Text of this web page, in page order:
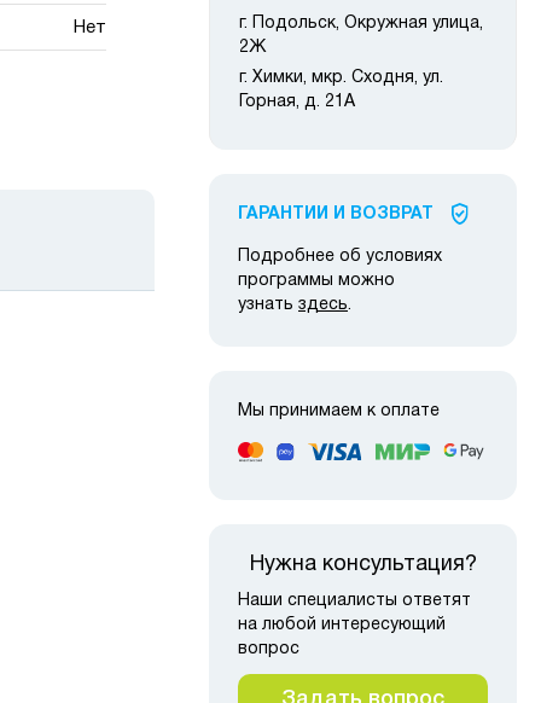
Нет
г. Подольск, Окружная улица,
2Ж
г. Химки, мкр. Сходня, ул.
Горная, д. 21А
ГАРАНТИИ И ВОЗВРАТ
Подробнее об условиях
программы можно
узнать здесь.
Мы принимаем к оплате
Нужна консультация?
Наши специалисты ответят
на любой интересующий
вопрос